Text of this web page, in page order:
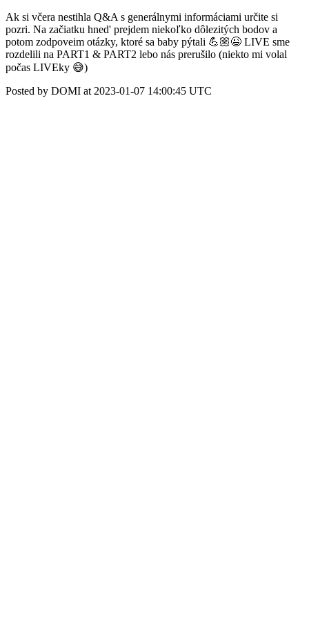
Ak si včera nestihla Q&A s generálnymi informáciami určite si
pozri. Na začiatku hned' prejdem niekoľko dôlezitých bodov a
potom zodpoveim otázky, ktoré sa baby pýtali 💪🏼😉 LIVE sme
rozdelili na PART1 & PART2 lebo nás prerušilo (niekto mi volal
počas LIVEky 😅)
Posted by DOMI at 2023-01-07 14:00:45 UTC